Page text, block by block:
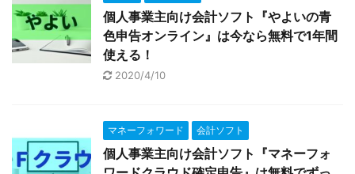
個人事業主向け会計ソフト『やよいの青
色申告オンライン』は今なら無料で1年間
使える！
2020/4/10
マネーフォワード 会計ソフト
個人事業主向け会計ソフト『マネーフォ